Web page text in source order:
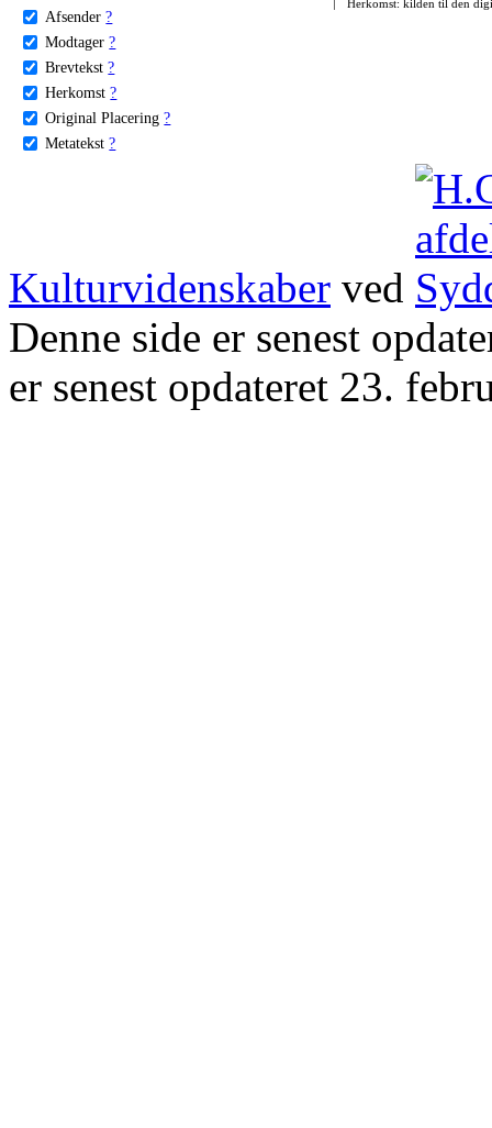
Afsender ?
Modtager ?
Brevtekst ?
Herkomst ?
Original Placering ?
Metatekst ?
Herkomst: kilden til den
Kulturvidenskaber ved
Denne side er senest
er senest opdateret 23.